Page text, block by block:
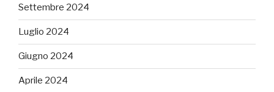
Settembre 2024
Luglio 2024
Giugno 2024
Aprile 2024